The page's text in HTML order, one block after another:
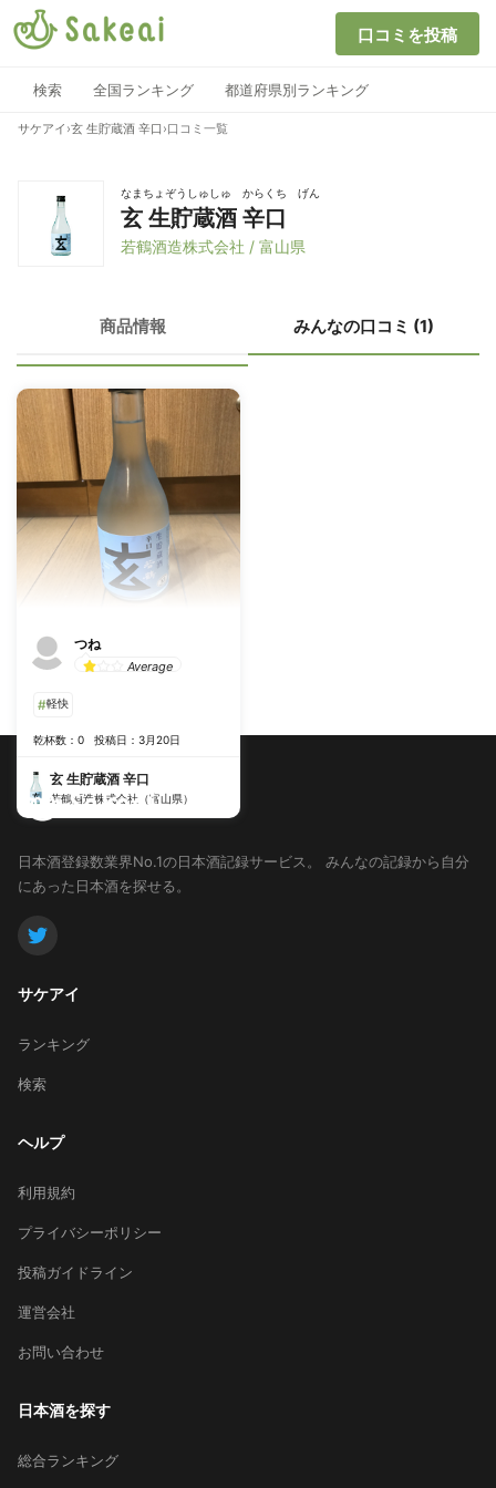
口コミを投稿
検索 全国ランキング 都道府県別ランキング
サケアイ ›玄 生貯蔵酒 辛口 ›口コミ一覧
なまちょぞうしゅしゅ からくち げん
玄 生貯蔵酒 辛口
若鶴酒造株式会社 / 富山県
商品情報 みんなの口コミ (1)
つね
Average
#軽快
乾杯数：0 投稿日：3月20日
玄 生貯蔵酒 辛口
若鶴酒造株式会社（富山県）
日本酒登録数業界No.1の日本酒記録サービス。
みんなの記録から自分
にあった日本酒を探せる。
サケアイ
ランキング
検索
ヘルプ
利用規約
プライバシーポリシー
投稿ガイドライン
運営会社
お問い合わせ
日本酒を探す
総合ランキング